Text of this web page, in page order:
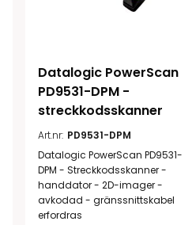
Datalogic PowerScan
PD9531-DPM -
streckkodsskanner
Art.nr: PD9531-DPM
Datalogic PowerScan PD9531-
DPM - Streckkodsskanner -
handdator - 2D-imager -
avkodad - gränssnittskabel
erfordras